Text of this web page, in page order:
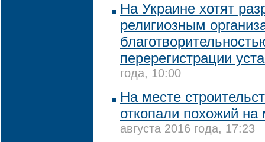
На Украине хотят
религиозным
перерегистрации
года, 10:00
На месте
откопали похожий
августа 2016 года, 17:23